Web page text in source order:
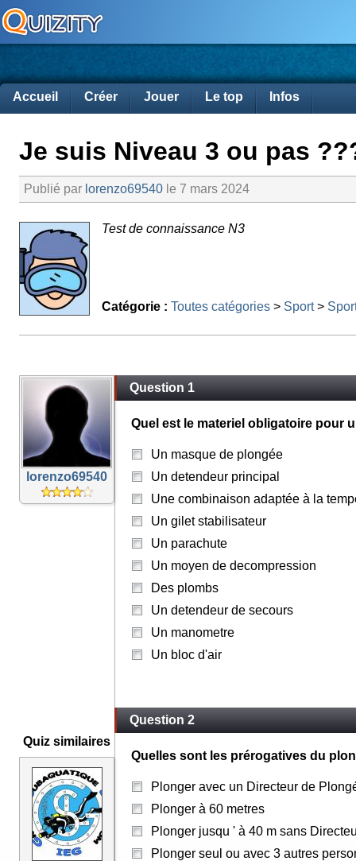
Accueil Créer Jouer Le top Infos
Je suis Niveau 3 ou pas
Publié par lorenzo69540 le 7 mars 2024
Test de connaissance N3
Catégorie : Toutes catégories > Sport>
lorenzo69540
Quiz similaires
Question 1
Quel est le materiel obligatoire pour
Un masque de plongée
Un detendeur principal
Une combinaison adaptée à la
Un gilet stabilisateur
Un parachute
Un moyen de decompression
Des plombs
Un detendeur de secours
Un manometre
Un bloc d'air
Question 2
Quelles sont les prérogatives du
Plonger avec un Directeur de
Plonger à 60 metres
Plonger jusqu ' à 40 m sans
Plonger seul ou avec 3 autres